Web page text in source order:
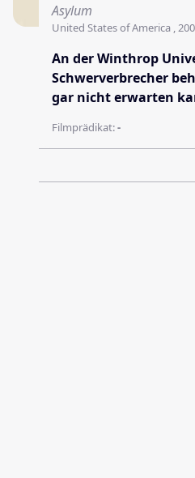
Asylum
United States of America ,
An der Winthrop
Schwerverbrecher
gar nicht erwarten
Filmprädikat:-